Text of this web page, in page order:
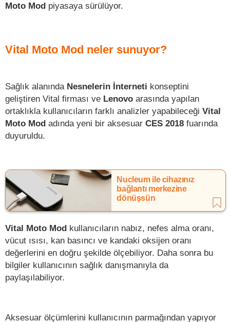
Moto Mod piyasaya sürülüyor.
Vital Moto Mod neler sunuyor?
Sağlık alanında Nesnelerin İnterneti konseptini
geliştiren Vital firması ve Lenovo arasında yapılan
ortaklıkla kullanıcıların farklı analizler yapabileceği Vital
Moto Mod adında yeni bir aksesuar CES 2018 fuarında
duyuruldu.
Nucleum ile cihazınız
bağlantı merkezine
dönüşsün
Vital Moto Mod kullanıcıların nabız, nefes alma oranı,
vücut ısısı, kan basıncı ve kandaki oksijen oranı
değerlerini en doğru şekilde ölçebiliyor. Daha sonra bu
bilgiler kullanıcının sağlık danışmanıyla da
paylaşılabiliyor.
Aksesuar ölçümlerini kullanıcının parmağından yapıyor